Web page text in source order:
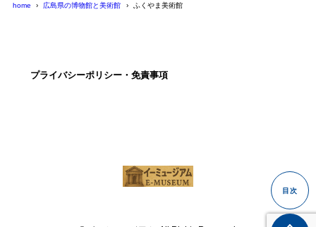
home 広島県の博物館と美術館 ふくやま美術館
プライバシーポリシー・免責事項